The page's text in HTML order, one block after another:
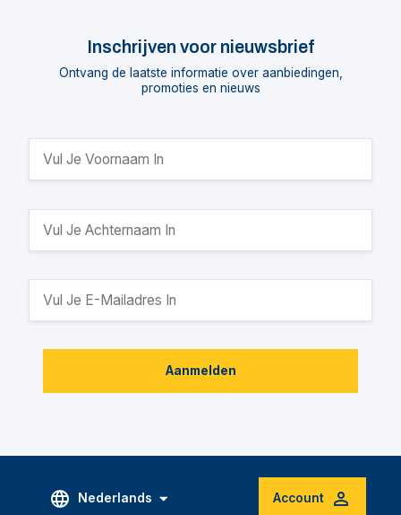
Inschrijven voor nieuwsbrief
Ontvang de laatste informatie over aanbiedingen,
promoties en nieuws
Aanmelden
Nederlands Account